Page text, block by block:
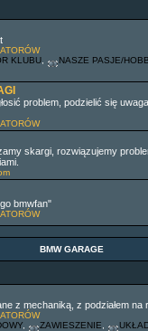
KLUBU,
NASZE PASJE/
problem, podzielić się
skargi, rozwiązujemy
bmwfan"
BMW GARAGE
z mechaniką, z podziałem na
, ZAWIESZENIE